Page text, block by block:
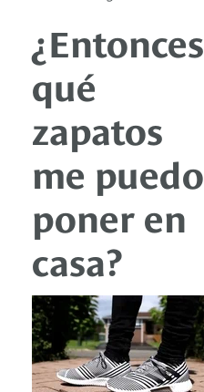
¿Entonces
qué
zapatos
me puedo
poner en
casa?